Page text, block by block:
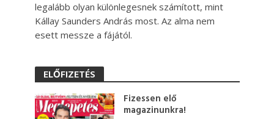
legalább olyan különlegesnek számított, mint
Kállay Saunders András most. Az alma nem
esett messze a fájától.
ELŐFIZETÉS
Fizessen elő
magazinunkra!